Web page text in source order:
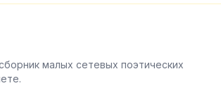
малых сетевых поэтических